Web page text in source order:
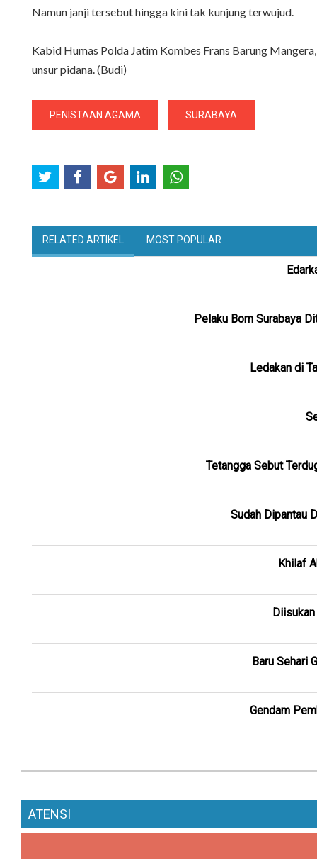
Namun janji tersebut hingga kini tak kunjung terwujud.
Kabid Humas Polda Jatim Kombes Frans Barung
unsur pidana. (Budi)
PENISTAAN AGAMA SURABAYA
RELATED ARTIKEL MOST POPULAR
Pelaku Bom Surabaya
Ledakan di
Tetangga Sebut
Sudah Dipantau
Khilaf
Baru Sehari
Gendam
ATENSI